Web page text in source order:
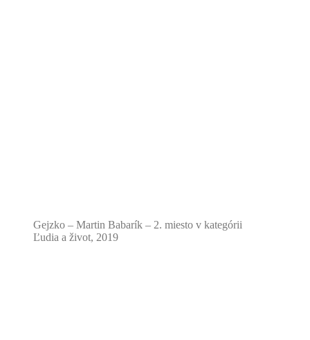
Gejzko – Martin Babarík – 2. miesto v kategórii
Ľudia a život, 2019